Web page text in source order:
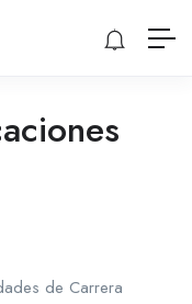
de Carrera